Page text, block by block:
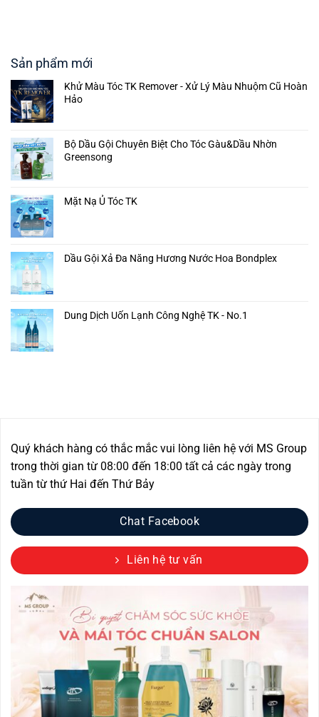
Sản phẩm mới
Khử Màu Tóc TK Remover - Xử Lý Màu Nhuộm Cũ Hoàn
Hảo
Bộ Dầu Gội Chuyên Biệt Cho Tóc Gàu&Dầu Nhờn
Greensong
Mặt Nạ Ủ Tóc TK
Dầu Gội Xả Đa Năng Hương Nước Hoa Bondplex
Dung Dịch Uốn Lạnh Công Nghệ TK - No.1
Quý khách hàng có thắc mắc vui lòng liên hệ với MS Group
trong thời gian từ 08:00 đến 18:00 tất cả các ngày trong
tuần từ thứ Hai đến Thứ Bảy
Chat Facebook
Liên hệ tư vấn